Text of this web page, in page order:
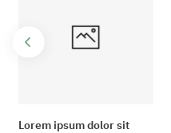
Lorem ipsum dolor sit